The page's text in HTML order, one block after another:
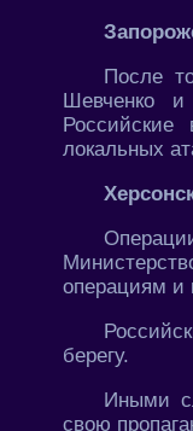
После
Шевченко и
локальных
операциям и
берегу.
Иными
свою